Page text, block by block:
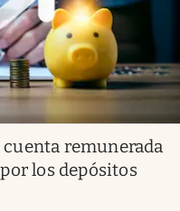
remunerada
los depósitos